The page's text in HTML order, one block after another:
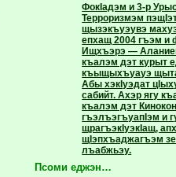
ФокIадэм и 3-р
Терроризмэм
щызэкъуэувэ
епхащ 2004 гъэм и
Ищхъэрэ —
къалэм дэт курыт
къыщыхъуауэ
Абы хэкIуэдат
сабийт. Ахэр ягу
къалэм дэт
гъэлъэгъуапIэм и
щрагъэкIуэкIащ,
щIэпхъаджагъэм
лъабжьэу.
Псоми еджэн…